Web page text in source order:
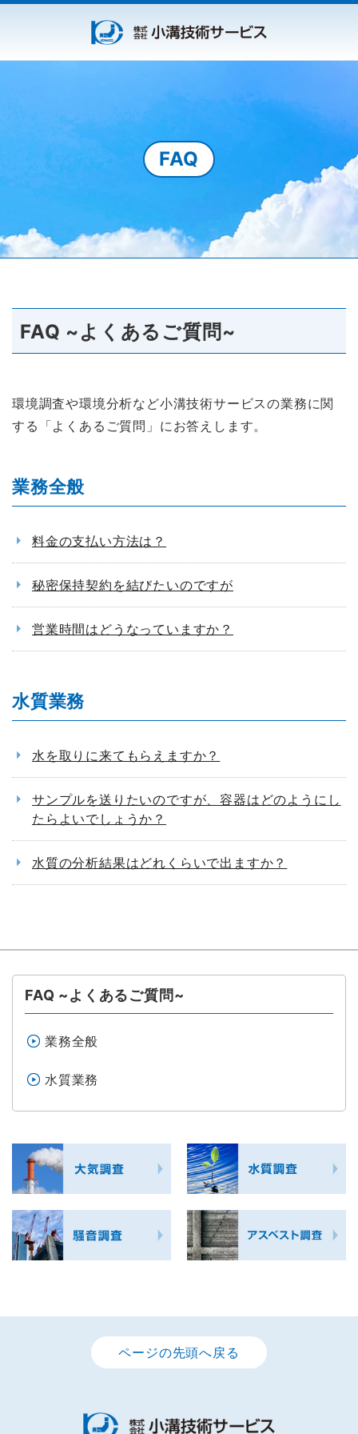
FAQ
FAQ ~よくあるご質問~
環境調査や環境分析など小溝技術サービスの業務に関
する「よくあるご質問」にお答えします。
業務全般
料金の支払い方法は？
秘密保持契約を結びたいのですが
営業時間はどうなっていますか？
水質業務
水を取りに来てもらえますか？
サンプルを送りたいのですが、容器はどのようにし
たらよいでしょうか？
水質の分析結果はどれくらいで出ますか？
FAQ ~よくあるご質問~
業務全般
水質業務
ページの先頭へ戻る